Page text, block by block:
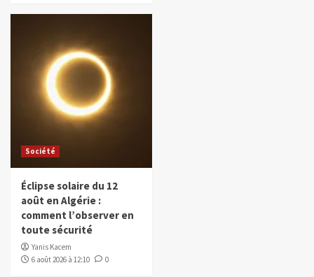
Société
Éclipse solaire du 12
août en Algérie :
comment l’observer en
toute sécurité
Yanis Kacem
6 août 2026 à 12:10
0